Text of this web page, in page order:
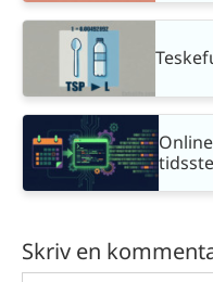
Skriv en